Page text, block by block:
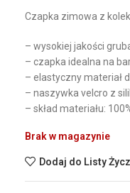
Czapka zimowa z
– wysokiej jakości
– czapka idealna na
– elastyczny materiał
– naszywka velcro z
– skład materiału:
Brak w magazynie
Dodaj do Listy